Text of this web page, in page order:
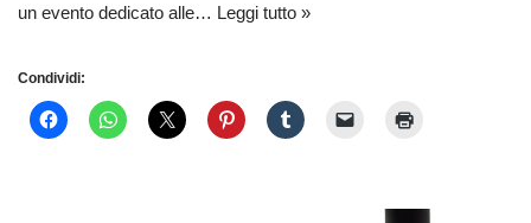
un evento dedicato alle… Leggi tutto »
Condividi: